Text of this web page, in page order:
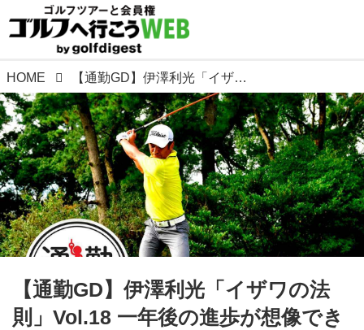
HOME 【通勤GD】伊澤利光「イザワの法則」Vol.18 一年後の進歩が想像できない練習は意味がない ゴルフダイジェストWEB
【通勤GD】伊澤利光「イザワの法
則」Vol.18 一年後の進歩が想像でき